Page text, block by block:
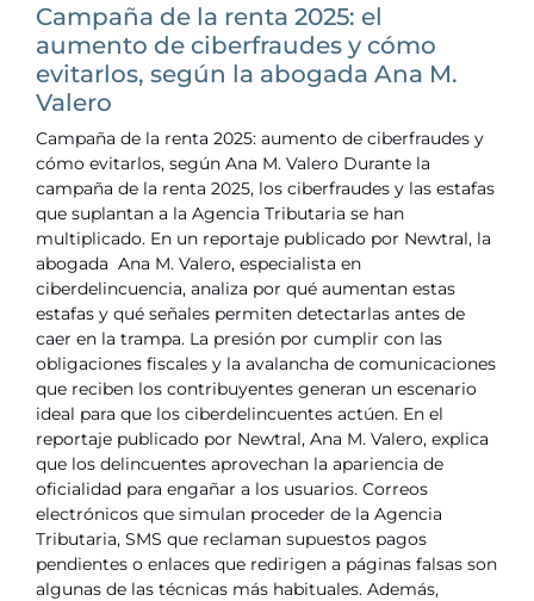
Campaña de la renta 2025: el
aumento de ciberfraudes y cómo
evitarlos, según la abogada Ana M.
Valero
Campaña de la renta 2025: aumento de ciberfraudes y
cómo evitarlos, según Ana M. Valero Durante la
campaña de la renta 2025, los ciberfraudes y las estafas
que suplantan a la Agencia Tributaria se han
multiplicado. En un reportaje publicado por Newtral, la
abogada Ana M. Valero, especialista en
ciberdelincuencia, analiza por qué aumentan estas
estafas y qué señales permiten detectarlas antes de
caer en la trampa. La presión por cumplir con las
obligaciones fiscales y la avalancha de comunicaciones
que reciben los contribuyentes generan un escenario
ideal para que los ciberdelincuentes actúen. En el
reportaje publicado por Newtral, Ana M. Valero, explica
que los delincuentes aprovechan la apariencia de
oficialidad para engañar a los usuarios. Correos
electrónicos que simulan proceder de la Agencia
Tributaria, SMS que reclaman supuestos pagos
pendientes o enlaces que redirigen a páginas falsas son
algunas de las técnicas más habituales. Además,